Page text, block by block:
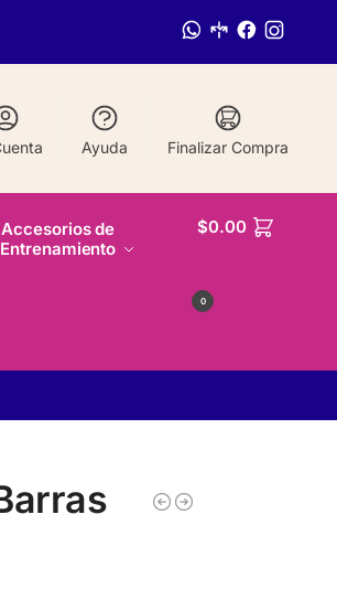
Ayuda Finalizar Compra
Accesorios de
Entrenamiento
$0.00
0